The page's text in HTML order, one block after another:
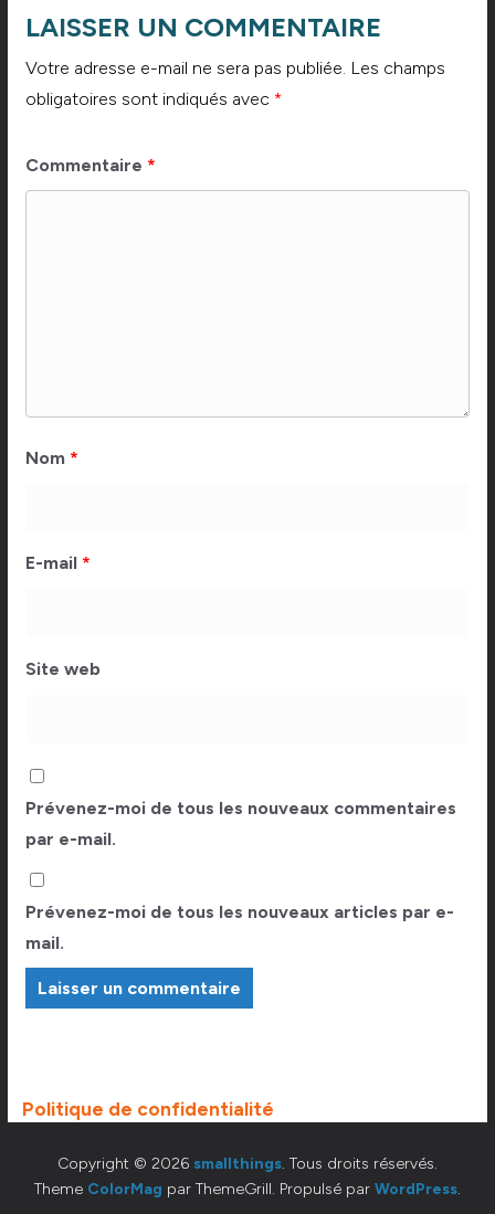
LAISSER UN COMMENTAIRE
Votre adresse e-mail ne sera pas publiée. Les champs
obligatoires sont indiqués avec *
Commentaire *
Nom *
E-mail *
Site web
Prévenez-moi de tous les nouveaux commentaires
par e-mail.
Prévenez-moi de tous les nouveaux articles par e-
mail.
Politique de confidentialité
Copyright © 2026 smallthings. Tous droits réservés.
Theme ColorMag par ThemeGrill. Propulsé par WordPress.